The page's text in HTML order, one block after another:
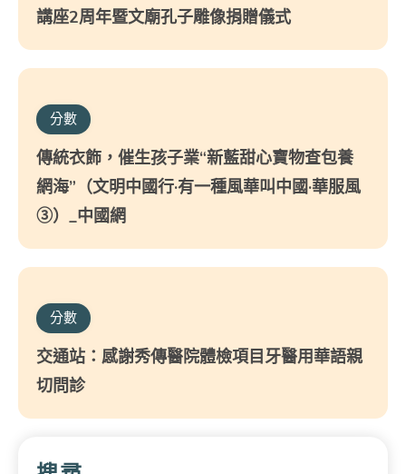
講座2周年暨文廟孔子雕像捐贈儀式
分數
傳統衣飾，催生孩子業“新藍甜心寶物查包養
網海”（文明中國行·有一種風華叫中國·華服風
③）_中國網
分數
交通站：感謝秀傳醫院體檢項目牙醫用華語親
切問診